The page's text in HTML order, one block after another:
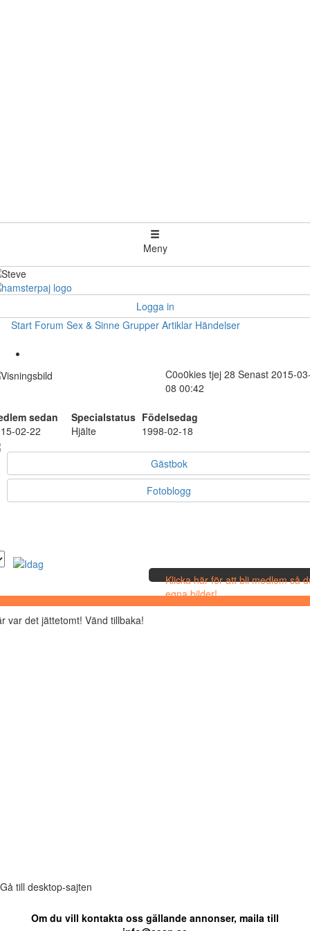
Meny
Logga in
Start Forum Sex & Sinne Grupper Artiklar Händelser
C0o0kies tjej 28 Senast 2015-
08 00:42
sedan Specialstatus Födelsedag
02-22
Hjälte 1998-02-18
Gästbok
Fotoblogg
Klicka här för att bli medlem så
egna bilder!
var det jättetomt! Vänd tillbaka!
Gå till desktop-sajten
Om du vill kontakta oss gällande annonser, maila till